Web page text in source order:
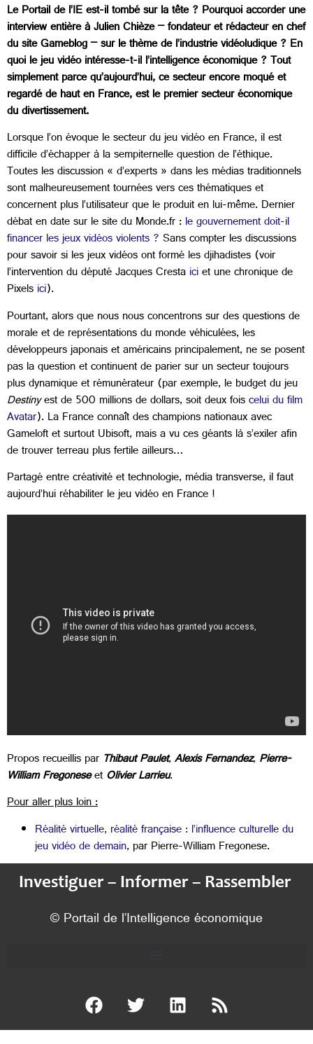
Le Portail de l’IE est-il tombé sur la tête ? Pourquoi accorder une
interview entière à Julien Chièze – fondateur et rédacteur en chef
du site Gameblog – sur le thème de l’industrie vidéoludique ? En
quoi le jeu vidéo intéresse-t-il l’intelligence économique ? Tout
simplement parce qu’aujourd’hui, ce secteur encore moqué et
regardé de haut en France, est le premier secteur économique
du divertissement.
Lorsque l’on évoque le secteur du jeu vidéo en France, il est
difficile d’échapper à la sempiternelle question de l’éthique.
Toutes les discussion « d’experts » dans les médias traditionnels
sont malheureusement tournées vers ces thématiques et
concernent plus l’utilisateur que le produit en lui-même. Dernier
débat en date sur le site du Monde.fr :le gouvernement doit-il
financer les jeux vidéos violents ?Sans compter les discussions
pour savoir si les jeux vidéos ont formé les djihadistes (voir
l’intervention du député Jacques Crestaiciet une chronique de
Pixelsici).
Pourtant, alors que nous nous concentrons sur des questions de
morale et de représentations du monde véhiculées, les
développeurs japonais et américains principalement, ne se posent
pas la question et continuent de parier sur un secteur toujours
plus dynamique et rémunérateur (par exemple, le budget du jeu
Destinyest de 500 millions de dollars, soit deux foiscelui du film
Avatar). La France connaît des champions nationaux avec
Gameloft et surtout Ubisoft, mais a vu ces géants là s’exiler afin
de trouver terreau plus fertile ailleurs…
Partagé entre créativité et technologie, média transverse, il faut
aujourd’hui réhabiliter le jeu vidéo en France !
Propos recueillis par Thibaut Paulet,Alexis Fernandez,Pierre-
William FregoneseetOlivier Larrieu.
Pour aller plus loin :
Réalité virtuelle, réalité française : l’influence culturelle du
jeu vidéo de demain, par Pierre-William Fregonese.
Investiguer – Informer – Rassembler
© Portail de l’Intelligence économique